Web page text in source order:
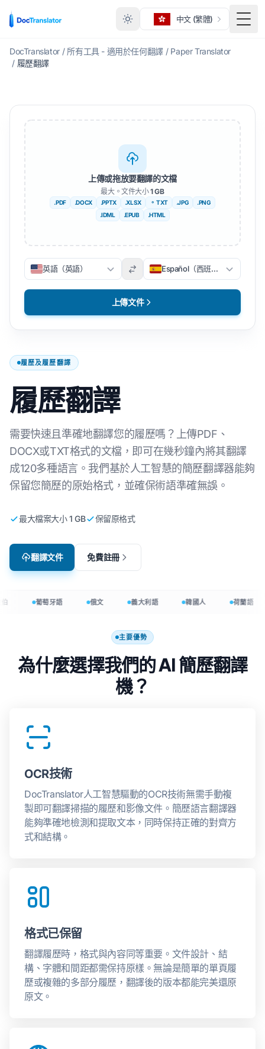
中文 (繁體)
切換
DocTranslator / 所有工具 - 適用於任何翻譯 / Paper Translator
/ 履歷翻譯
履歷及履歷翻譯
履歷翻譯
需要快速且準確地翻譯您的履歷嗎？上傳PDF、
DOCX或TXT格式的文檔，即可在幾秒鐘內將其翻譯
成120多種語言。我們基於人工智慧的簡歷翻譯器能夠
保留您簡歷的原始格式，並確保術語準確無誤。
最大檔案大小 1 GB 保留原格式
翻譯文件 免費註冊
上傳或拖放要翻譯的文檔
最大。文件大小1 GB
.PDF .DOCX .PPTX .XLSX 。 TXT .JPG
.PNG
.IDML
.EPUB .HTML
英語（英語） Español（西班牙文）
上傳文件
葡萄牙語 俄文 義大利語 韓國人 荷蘭語
主要優勢
為什麼選擇我們的 AI 簡歷翻譯
機？
OCR技術
DocTranslator人工智慧驅動的OCR技術無需手動複
製即可翻譯掃描的履歷和影像文件。簡歷語言翻譯器
能夠準確地檢測和提取文本，同時保持正確的對齊方
式和結構。
格式已保留
翻譯履歷時，格式與內容同等重要。文件設計、結
構、字體和間距都需保持原樣。無論是簡單的單頁履
歷或複雜的多部分履歷，翻譯後的版本都能完美還原
原文。